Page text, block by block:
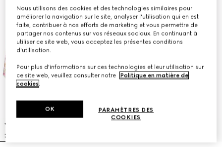
Nous utilisons des cookies et des technologies similaires pour
améliorer la navigation sur le site, analyser l'utilisation qui en est
faite, contribuer à nos efforts de marketing et vous permettre de
partager nos contenus sur vos réseaux sociaux. En continuant à
utiliser ce site web, vous acceptez les présentes conditions
d'utilisation.
Pour plus d'informations sur ces technologies et leur utilisation sur
ce site web, veuillez consulter notre
Politique en matière de
cookies.
PARAMÈTRES DES
COOKIES
OK